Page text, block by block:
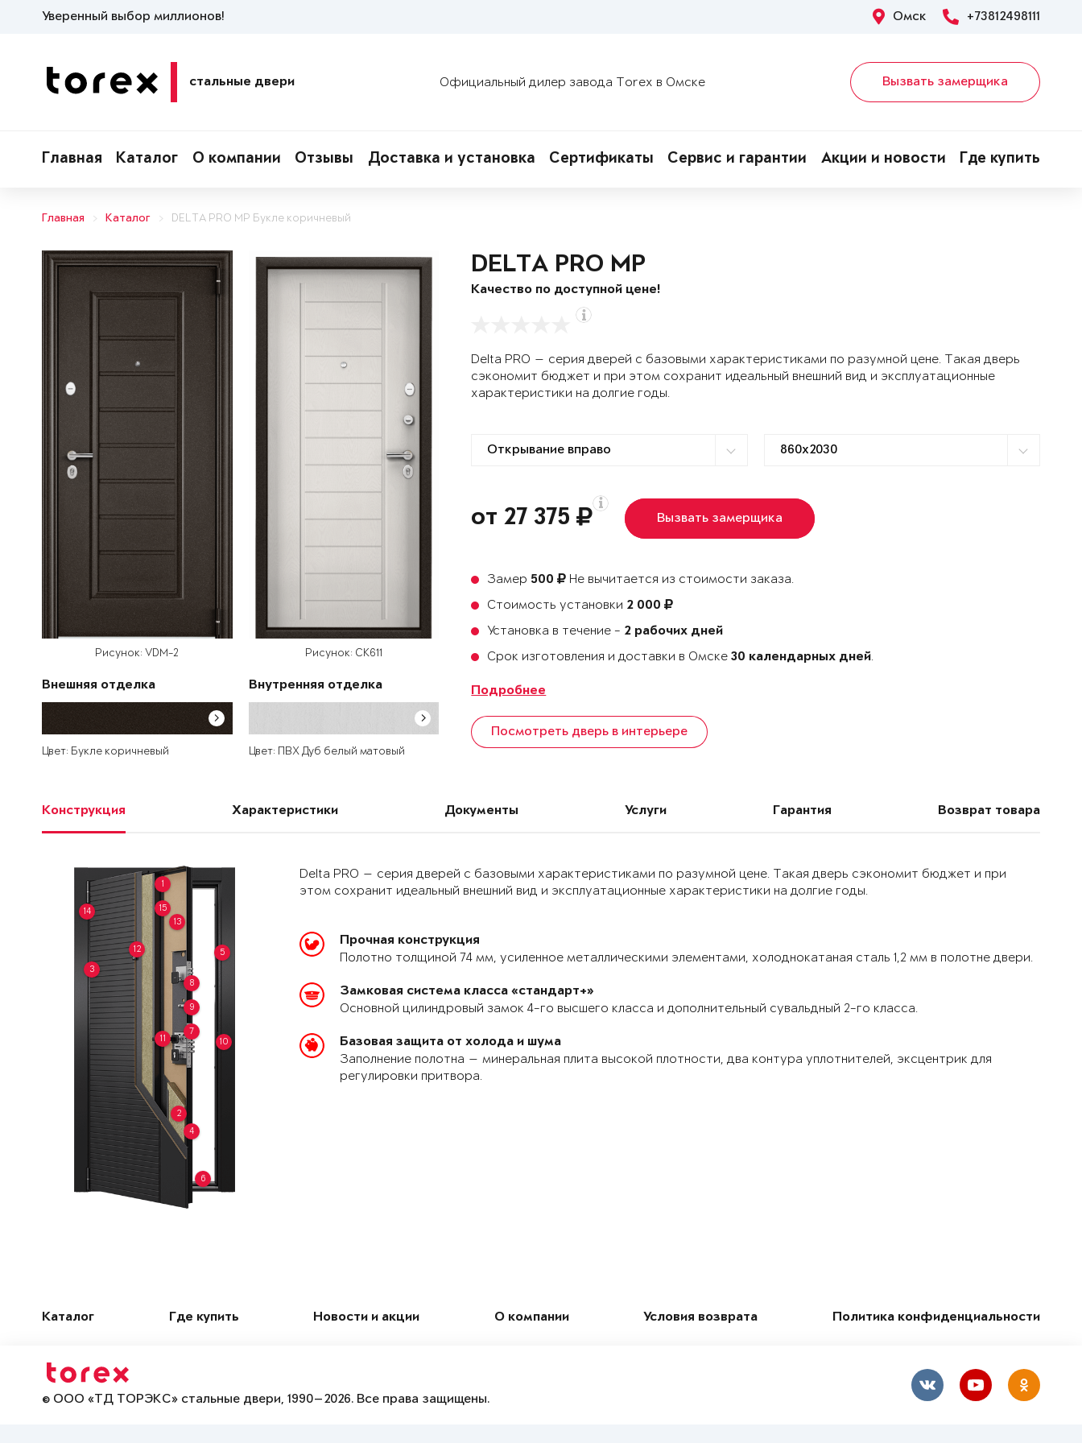
Уверенный выбор миллионов! Омск +73812498111
стальные двери Официальный дилер завода Torex в Омске Вызвать замерщика
Главная Каталог О компании Отзывы Доставка и установка Сертификаты Сервис и гарантии Акции и новости Где купить
Главная Каталог DELTA PRO MP Букле коричневый
Рисунок: VDM-2
Внешняя отделка
Цвет: Букле коричневый
Рисунок: СК611
Внутренняя отделка
Цвет: ПВХ Дуб белый матовый
DELTA PRO MP
Качество по доступной цене!
Delta PRO — серия дверей с базовыми характеристиками по разумной цене. Такая дверь
сэкономит бюджет и при этом сохранит идеальный внешний вид и эксплуатационные
характеристики на долгие годы.
от 27 375 Вызвать замерщика
Замер 500
Не вычитается из стоимости заказа.
Стоимость установки 2 000
Установка в течение - 2 рабочих дней
Срок изготовления и доставки в Омске30 календарных дней.
Подробнее
Посмотреть дверь в интерьере
Конструкция Характеристики Документы Услуги Гарантия Возврат товара
1
2
3
4
5
6
7
8
9
10
11
12
13
14 15
Delta PRO — серия дверей с базовыми характеристиками по разумной цене. Такая дверь сэкономит бюджет и при
этом сохранит идеальный внешний вид и эксплуатационные характеристики на долгие годы.
Прочная конструкция
Полотно толщиной 74 мм, усиленное металлическими элементами, холоднокатаная сталь 1,2 мм в полотне двери.
Замковая система класса «стандарт+»
Основной цилиндровый замок 4-го высшего класса и дополнительный сувальдный 2-го класса.
Базовая защита от холода и шума
Заполнение полотна — минеральная плита высокой плотности, два контура уплотнителей, эксцентрик для
регулировки притвора.
Каталог Где купить Новости и акции О компании Условия возврата Политика конфиденциальности
© ООО «ТД ТОРЭКС» стальные двери, 1990—2026. Все права защищены.